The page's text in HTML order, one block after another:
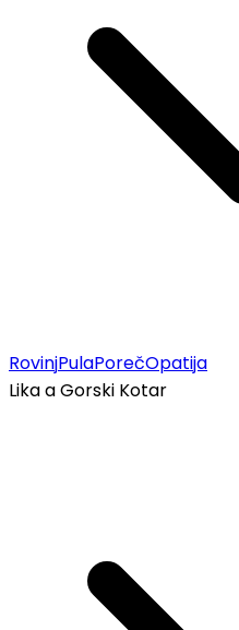
RovinjPulaPorečOpatija
Lika a Gorski Kotar